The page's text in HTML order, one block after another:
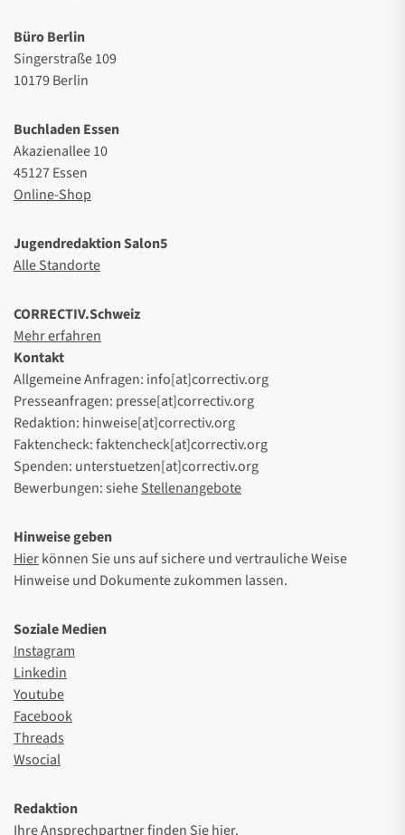
Büro Berlin
Singerstraße 109
10179 Berlin
Buchladen Essen
Akazienallee 10
45127 Essen
Online-Shop
Jugendredaktion Salon5
Alle Standorte
CORRECTIV.Schweiz
Mehr erfahren
Kontakt
Allgemeine Anfragen: info[at]correctiv.org
Presseanfragen: presse[at]correctiv.org
Redaktion: hinweise[at]correctiv.org
Faktencheck: faktencheck[at]correctiv.org
Spenden: unterstuetzen[at]correctiv.org
Bewerbungen: sieheStellenangebote
Hinweise geben
Hierkönnen Sie uns auf sichere und vertrauliche Weise
Hinweise und Dokumente zukommen lassen.
Soziale Medien
Instagram
Linkedin
Youtube
Facebook
Threads
Wsocial
Redaktion
Ihre Ansprechpartner finden Siehier.